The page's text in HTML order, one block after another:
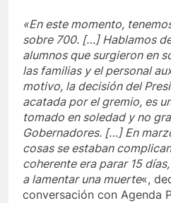
«En este momento,
sobre 700. […] Hablamos
alumnos que surgieron en
las familias y el personal
motivo, la decisión del
acatada por el gremio, es
tomado en soledad y no
Gobernadores. […] En
cosas se estaban
coherente era parar 15
a lamentar una muerte«,
conversación con Agenda